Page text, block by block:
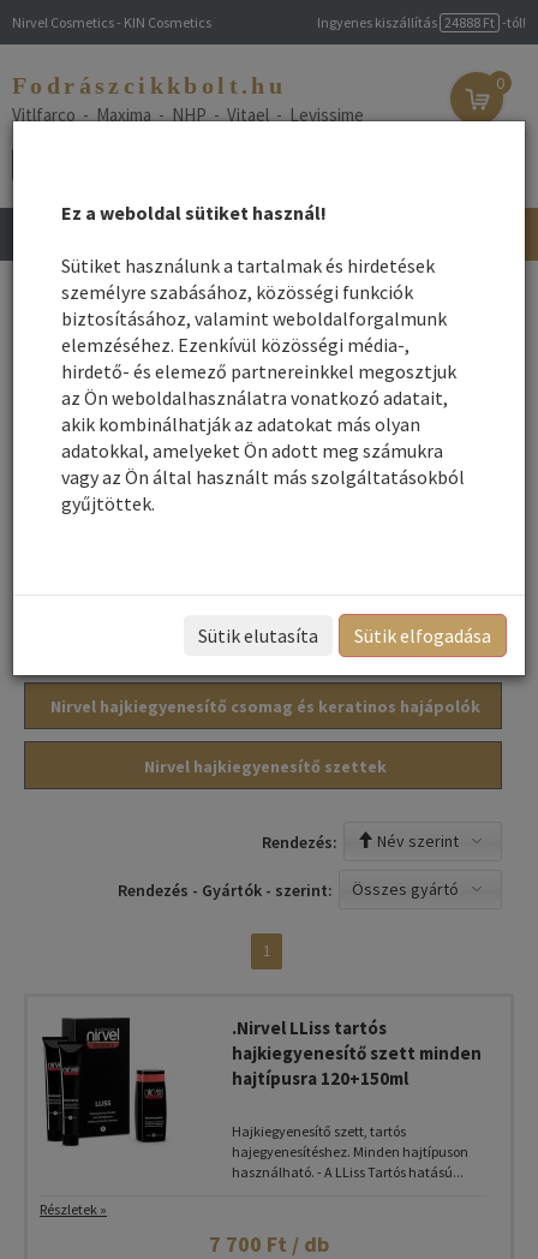
Nirvel Cosmetics - KIN Cosmetics Ingyenes kiszállítás 24888 Ft -tól!
Fodrászcikkbolt.hu
Vitlfarco - Maxima - NHP - Vitael - Levissime
0
navigation
Főoldal/Webshop/Hajegyenesítés/ Tartós hajegyenesítés
Tartós hajegyenesítés
Tartós hajegyenesítés, keratinos hajkiegyenesítő csomagokkal,
szettekkel. A tartós hajegyenesítés megkönnyíti az egyenes
frizura elkészítését. Szükségtelenné teszi a hullámos-, göndör
haj mindennapi a vasalását. A krém és a folyékony állagú
hajegyenesítő termékek segítségével megóvhatjuk a hajat a hő
okozta erős károsodástól, és sok időt takaríthatunk meg! A
Maxima Liss keratinos hajegyenesítő csomag
Nirvel hajkiegyenesítő csomag és keratinos hajápolók
Nirvel hajkiegyenesítő szettek
Név szerint
Rendezés:
Összes gyártó
Rendezés - Gyártók - szerint:
1
.Nirvel LLiss tartós
hajkiegyenesítő szett minden
hajtípusra 120+150ml
Hajkiegyenesítő szett, tartós
hajegyenesítéshez. Minden hajtípuson
használható. - A LLiss Tartós hatású...
Részletek »
7 700 Ft / db
Ez a weboldal sütiket használ!
Sütiket használunk a tartalmak és hirdetések
személyre szabásához, közösségi funkciók
biztosításához, valamint weboldalforgalmunk
elemzéséhez. Ezenkívül közösségi média-,
hirdető- és elemező partnereinkkel megosztjuk
az Ön weboldalhasználatra vonatkozó adatait,
akik kombinálhatják az adatokat más olyan
adatokkal, amelyeket Ön adott meg számukra
vagy az Ön által használt más szolgáltatásokból
gyűjtöttek.
Sütik elutasíta Sütik elfogadása